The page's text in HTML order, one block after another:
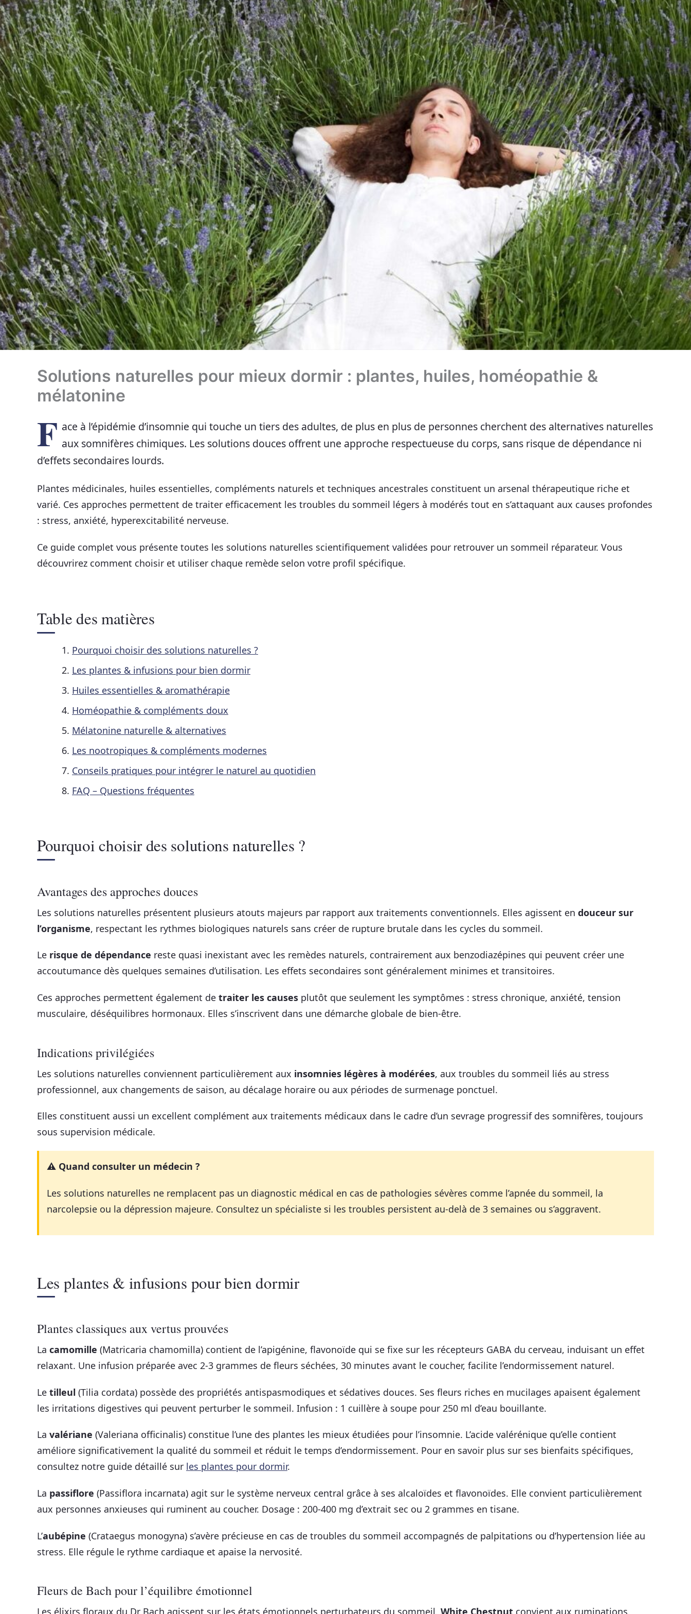
Solutions naturelles pour mieux dormir : plantes, huiles, homéopathie &
mélatonine
F ace à l’épidémie d’insomnie qui touche un tiers des adultes, de plus en plus de personnes cherchent des alternatives naturelles
aux somnifères chimiques. Les solutions douces offrent une approche respectueuse du corps, sans risque de dépendance ni
d’effets secondaires lourds.
Plantes médicinales, huiles essentielles, compléments naturels et techniques ancestrales constituent un arsenal thérapeutique riche et
varié. Ces approches permettent de traiter efficacement les troubles du sommeil légers à modérés tout en s’attaquant aux causes profondes
: stress, anxiété, hyperexcitabilité nerveuse.
Ce guide complet vous présente toutes les solutions naturelles scientifiquement validées pour retrouver un sommeil réparateur. Vous
découvrirez comment choisir et utiliser chaque remède selon votre profil spécifique.
Table des matières
Pourquoi choisir des solutions naturelles ?
Les plantes & infusions pour bien dormir
Huiles essentielles & aromathérapie
Homéopathie & compléments doux
Mélatonine naturelle & alternatives
Les nootropiques & compléments modernes
Conseils pratiques pour intégrer le naturel au quotidien
FAQ – Questions fréquentes
Pourquoi choisir des solutions naturelles ?
Avantages des approches douces
Les solutions naturelles présentent plusieurs atouts majeurs par rapport aux traitements conventionnels. Elles agissent en douceur sur
l’organisme, respectant les rythmes biologiques naturels sans créer de rupture brutale dans les cycles du sommeil.
Le risque de dépendance reste quasi inexistant avec les remèdes naturels, contrairement aux benzodiazépines qui peuvent créer une
accoutumance dès quelques semaines d’utilisation. Les effets secondaires sont généralement minimes et transitoires.
Ces approches permettent également de traiter les causes plutôt que seulement les symptômes : stress chronique, anxiété, tension
musculaire, déséquilibres hormonaux. Elles s’inscrivent dans une démarche globale de bien-être.
Indications privilégiées
Les solutions naturelles conviennent particulièrement aux insomnies légères à modérées, aux troubles du sommeil liés au stress
professionnel, aux changements de saison, au décalage horaire ou aux périodes de surmenage ponctuel.
Elles constituent aussi un excellent complément aux traitements médicaux dans le cadre d’un sevrage progressif des somnifères, toujours
sous supervision médicale.
⚠️ Quand consulter un médecin ?
Les solutions naturelles ne remplacent pas un diagnostic médical en cas de pathologies sévères comme l’apnée du sommeil, la
narcolepsie ou la dépression majeure. Consultez un spécialiste si les troubles persistent au-delà de 3 semaines ou s’aggravent.
Les plantes & infusions pour bien dormir
Plantes classiques aux vertus prouvées
La camomille (Matricaria chamomilla) contient de l’apigénine, flavonoïde qui se fixe sur les récepteurs GABA du cerveau, induisant un effet
relaxant. Une infusion préparée avec 2-3 grammes de fleurs séchées, 30 minutes avant le coucher, facilite l’endormissement naturel.
Le tilleul (Tilia cordata) possède des propriétés antispasmodiques et sédatives douces. Ses fleurs riches en mucilages apaisent également
les irritations digestives qui peuvent perturber le sommeil. Infusion : 1 cuillère à soupe pour 250 ml d’eau bouillante.
La valériane (Valeriana officinalis) constitue l’une des plantes les mieux étudiées pour l’insomnie. L’acide valérénique qu’elle contient
améliore significativement la qualité du sommeil et réduit le temps d’endormissement. Pour en savoir plus sur ses bienfaits spécifiques,
consultez notre guide détaillé sur les plantes pour dormir.
La passiflore (Passiflora incarnata) agit sur le système nerveux central grâce à ses alcaloïdes et flavonoïdes. Elle convient particulièrement
aux personnes anxieuses qui ruminent au coucher. Dosage : 200-400 mg d’extrait sec ou 2 grammes en tisane.
L’aubépine (Crataegus monogyna) s’avère précieuse en cas de troubles du sommeil accompagnés de palpitations ou d’hypertension liée au
stress. Elle régule le rythme cardiaque et apaise la nervosité.
Fleurs de Bach pour l’équilibre émotionnel